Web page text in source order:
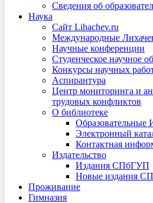
Сведения об
Наука
Сайт Lihachev.ru
Международные
Научные конференции
Студенческое научное
Конкурсы научных
Аспирантура
Центр мониторинга и
трудовых конфликтов
О библиотеке
Образовательные
Электронный
Контактная
Издательство
Издания СПбГУП
Новые издания
Проживание
Гимназия